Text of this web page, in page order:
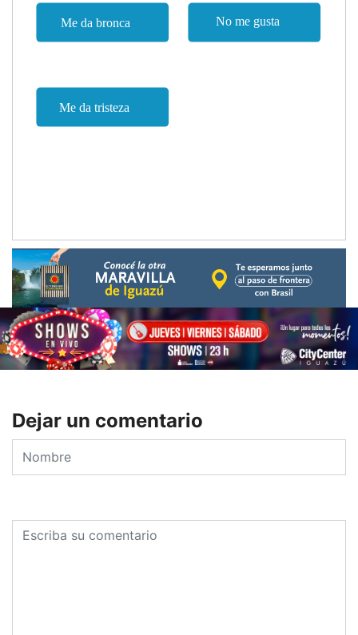
Dejar un comentario